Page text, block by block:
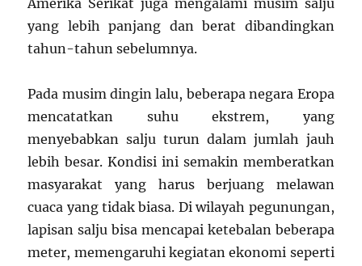
Amerika Serikat juga mengalami musim salju
yang lebih panjang dan berat dibandingkan
tahun-tahun sebelumnya.
Pada musim dingin lalu, beberapa negara Eropa
mencatatkan suhu ekstrem, yang
menyebabkan salju turun dalam jumlah jauh
lebih besar. Kondisi ini semakin memberatkan
masyarakat yang harus berjuang melawan
cuaca yang tidak biasa. Di wilayah pegunungan,
lapisan salju bisa mencapai ketebalan beberapa
meter, memengaruhi kegiatan ekonomi seperti